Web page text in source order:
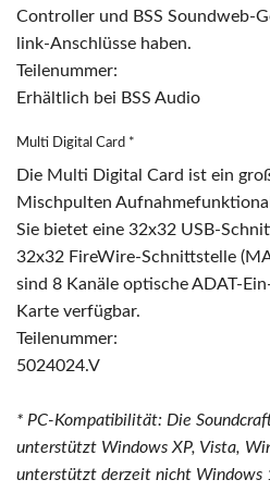
Controller und BSS Soundweb-
link-Anschlüsse haben.
Teilenummer:
Erhältlich bei BSS Audio
Multi Digital Card *
Die Multi Digital Card ist ein
Mischpulten
Sie bietet eine 32x32 USB-
32x32 FireWire-Schnittstelle
sind 8 Kanäle optische ADAT-
Karte verfügbar.
Teilenummer:
5024024.V
* PC-Kompatibilität: Die
unterstützt Windows XP, Vista,
unterstützt derzeit nicht Windows